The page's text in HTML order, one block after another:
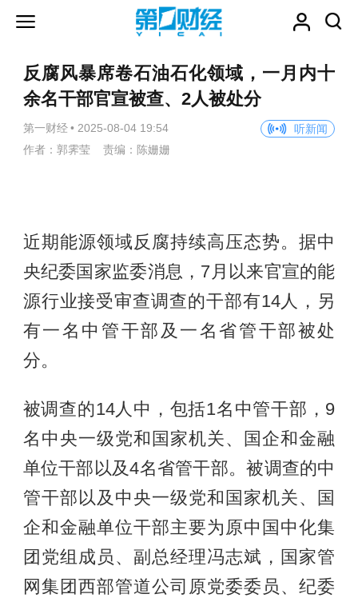
反腐风暴席卷石油石化领域，一月内十
余名干部官宣被查、2人被处分
第一财经 • 2025-08-04 19:54
听新闻
作者：郭霁莹 责编：陈姗姗
近期能源领域反腐持续高压态势。据中
央纪委国家监委消息，7月以来官宣的能
源行业接受审查调查的干部有14人，另
有一名中管干部及一名省管干部被处
分。
被调查的14人中，包括1名中管干部，9
名中央一级党和国家机关、国企和金融
单位干部以及4名省管干部。被调查的中
管干部以及中央一级党和国家机关、国
企和金融单位干部主要为原中国中化集
团党组成员、副总经理冯志斌，国家管
网集团西部管道公司原党委委员、纪委